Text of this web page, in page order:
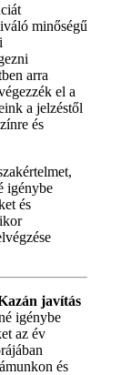
minőségű
arra
el a
a jelzéstől
és
igénybe
és
javítás
igénybe
az év
és